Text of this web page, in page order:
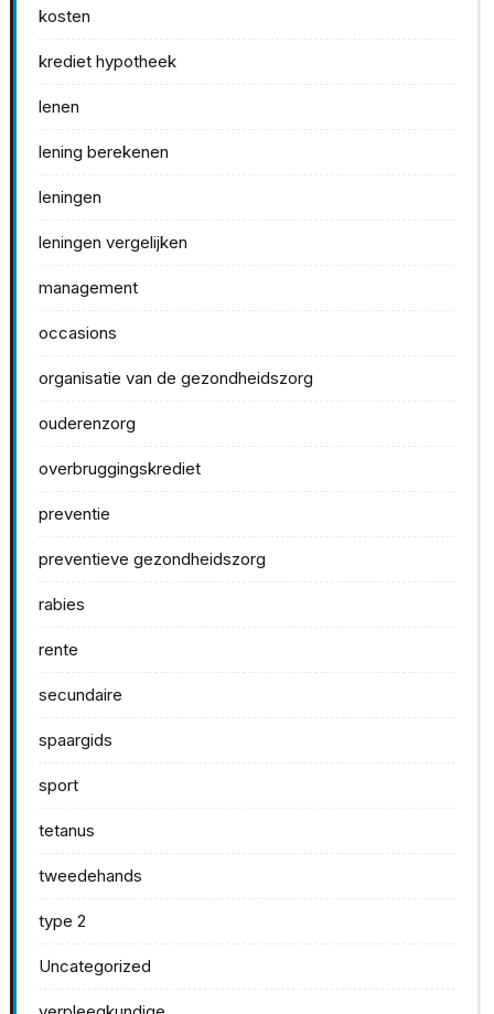
kosten
krediet hypotheek
lenen
lening berekenen
leningen
leningen vergelijken
management
occasions
organisatie van de gezondheidszorg
ouderenzorg
overbruggingskrediet
preventie
preventieve gezondheidszorg
rabies
rente
secundaire
spaargids
sport
tetanus
tweedehands
type 2
Uncategorized